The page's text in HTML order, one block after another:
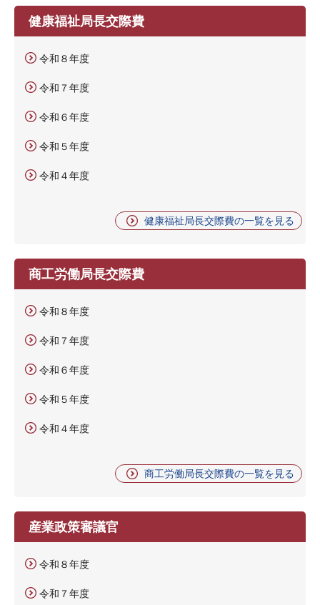
健康福祉局長交際費
令和８年度
令和７年度
令和６年度
令和５年度
令和４年度
健康福祉局長交際費の一覧を見る
商工労働局長交際費
令和８年度
令和７年度
令和６年度
令和５年度
令和４年度
商工労働局長交際費の一覧を見る
産業政策審議官
令和８年度
令和７年度